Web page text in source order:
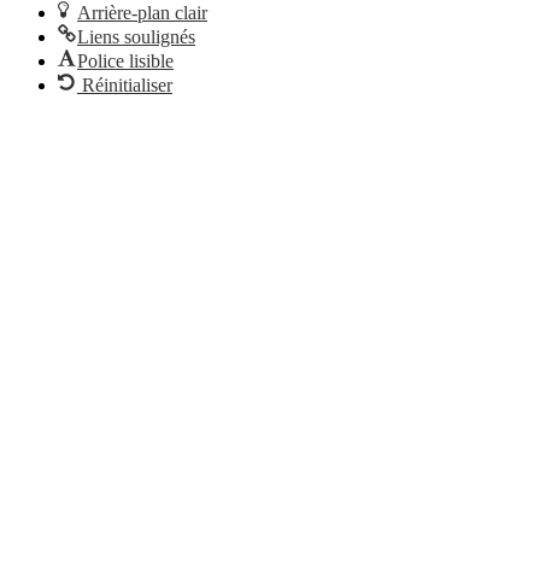
Arrière-plan clair
Liens soulignés
Police lisible
Réinitialiser